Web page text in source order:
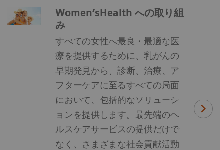
Women’sHealth への取り組
み
すべての女性へ最良・最適な医
療を提供するために、乳がんの
早期発見から、診断、治療、ア
フターケアに至るすべての局面
において、包括的なソリューシ
ョンを提供します。最先端のヘ
ルスケアサービスの提供だけで
なく、さまざまな社会貢献活動